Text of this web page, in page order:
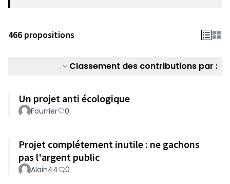
466 propositions
Classement des contributions par :
Un projet anti écologique
Fourrier 0
Projet complétement inutile : ne gachons
pas l'argent public
Alain44 0